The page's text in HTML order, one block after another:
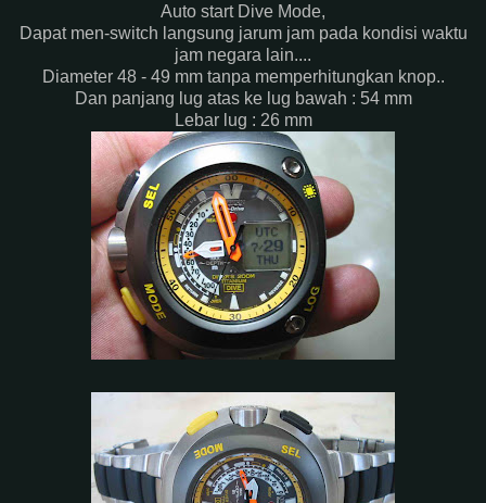
Auto start Dive Mode,
Dapat men-switch langsung jarum jam pada kondisi waktu
jam negara lain....
Diameter 48 - 49 mm tanpa memperhitungkan knop..
Dan panjang lug atas ke lug bawah : 54 mm
Lebar lug : 26 mm